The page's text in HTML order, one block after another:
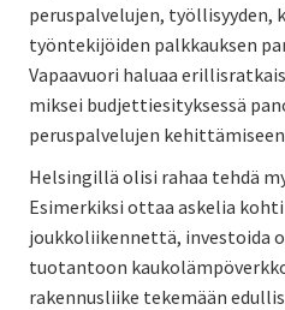
peruspalvelujen, työllisyyden,
työntekijöiden palkkauksen
Vapaavuori haluaa
miksei budjettiesityksessä
peruspalvelujen
Helsingillä olisi rahaa tehdä
Esimerkiksi ottaa askelia
joukkoliikennettä, investoida
tuotantoon
rakennusliike tekemään